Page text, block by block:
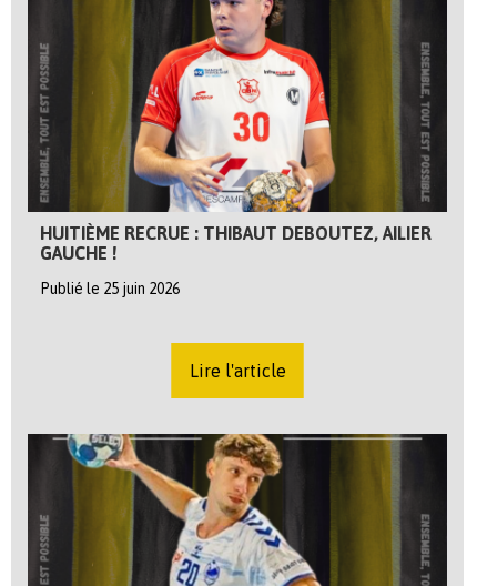
HUITIÈME RECRUE : THIBAUT DEBOUTEZ, AILIER
GAUCHE !
Publié le 25 juin 2026
Lire l'article